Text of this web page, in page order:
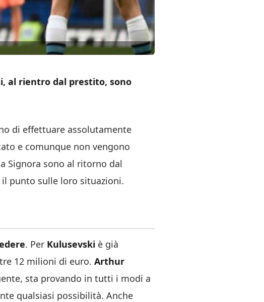
al rientro dal prestito, sono
di effettuare assolutamente
e comunque non vengono
Signora sono al ritorno dal
punto sulle loro situazioni.
. Per Kulusevski è già
12 milioni di euro. Arthur
sta provando in tutti i modi a
qualsiasi possibilità. Anche